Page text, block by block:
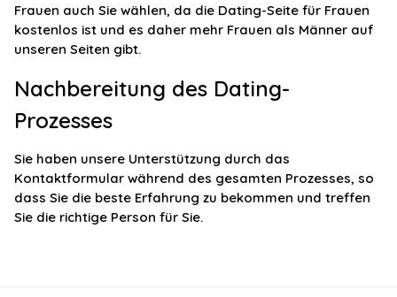
Frauen auch Sie wählen, da die Dating-Seite für Frauen
kostenlos ist und es daher mehr Frauen als Männer auf
unseren Seiten gibt.
Nachbereitung des Dating-
Prozesses
Sie haben unsere Unterstützung durch das
Kontaktformular während des gesamten Prozesses, so
dass Sie die beste Erfahrung zu bekommen und treffen
Sie die richtige Person für Sie.